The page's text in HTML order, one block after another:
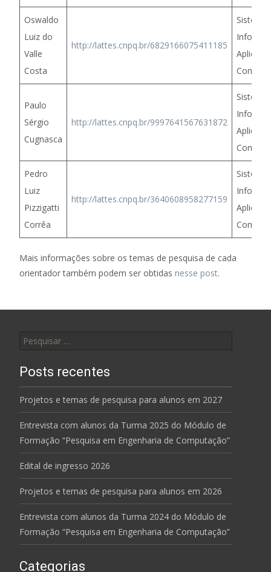
Oswaldo
Luiz do
Valle
Costa
http://lattes.cnpq.br/6829166075411185
Paulo
Sérgio
Cugnasca
http://lattes.cnpq.br/9997641567631872
Pedro
Luiz
Pizzigatti
Corrêa
http://lattes.cnpq.br/3640608958277159
Mais informações sobre os temas de pesquisa de cada
orientador também podem ser obtidas nesse post.
por:
Posts recentes
Projetos e temas de pesquisa para alunos em 2027
Entrevista com alunos da Turma 2025 do Módulo de
Formação “Pesquisa em Engenharia de Computação”
Edital de ingresso 2026
Projetos e temas de pesquisa para alunos em 2026
Entrevista com alunos da Turma 2024 do Módulo de
Formação “Pesquisa em Engenharia de Computação”
Categorias